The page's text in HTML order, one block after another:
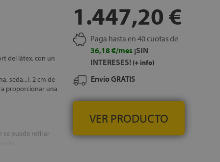
del látex, con un
seda...), 2 cm de
proporcionar una
se puede retirar
1.447,20 €
Paga hasta en 40 cuotas de
36,18 €/mes ¡SIN
INTERESES! (+ info)
Envío GRATIS
VER PRODUCTO